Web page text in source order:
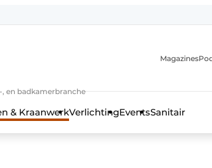
en badkamerbranche
Magazines
& KraanwerkVerlichtingEventsSanitair